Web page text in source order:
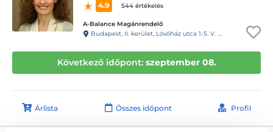
4.9
544 értékelés
A-Balance Magánrendelő
Budapest, II. kerület, Lövőház utca 1-5. V. emelet (Mammut II.)
Következő időpont: szeptember 08.
Árlista Összes időpont Profil